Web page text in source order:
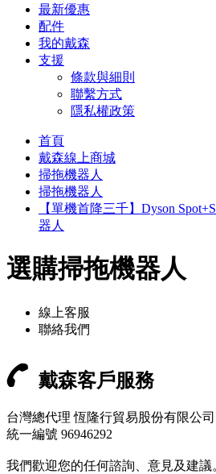
最新優惠
配件
我的戴森
支援
條款與細則
聯繫方式
隱私權政策
首頁
戴森線上商城
掃拖機器人
掃拖機器人
【單機首降三千】Dyson
器人
選購掃拖機器人
線上客服
聯絡我們
戴森客戶服務
台灣總代理 恆隆行貿易股份有限公司
統一編號 96946292
我們歡迎您的任何諮詢、意見及建